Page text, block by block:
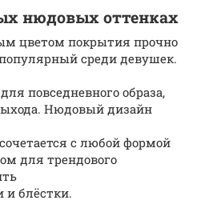
нюдовых оттенках
цветом покрытия прочно
среди девушек.
повседневного образа,
Нюдовый дизайн
с любой формой
для трендового
и блёстки.